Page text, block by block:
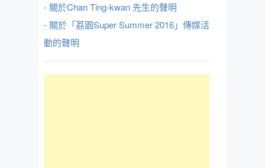
- 關於Chan Ting-kwan 先生的聲明
- 關於「荔園Super Summer 2016」傳媒活
動的聲明